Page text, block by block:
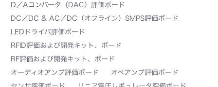
D／Aコンバータ（DAC）評価ボード
DC／DC & AC／DC（オフライン）SMPS評価ボード
LEDドライバ評価ボード
RFID評価および開発キット、ボード
RF評価および開発キット、ボード
オーディオアンプ評価ボード
オペアンプ評価ボード